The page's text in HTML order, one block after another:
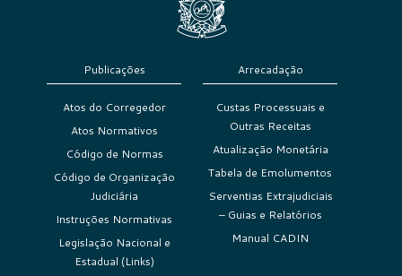
Publicações
Atos do Corregedor
Atos Normativos
Código de Normas
Código de Organização
Judiciária
Instruções Normativas
Legislação Nacional e
Estadual (Links)
Arrecadação
Custas Processuais e
Outras Receitas
Atualização Monetária
Tabela de Emolumentos
Serventias Extrajudiciais
– Guias e Relatórios
Manual CADIN